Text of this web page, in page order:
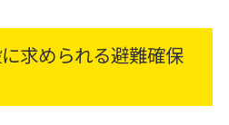
求められる避難確保